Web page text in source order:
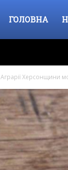
Місто
–
інформаційне
ГОЛОВНА
Аграрії Херсонщини